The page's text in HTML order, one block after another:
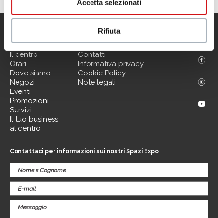
Accetta selezionati
Rifiuta
Il centro
Orari
Dove siamo
Negozi
Eventi
Promozioni
Servizi
Il tuo business
al centro
Informazioni utili
Contatti
Informativa privacy
Cookie Policy
Note legali
Contattaci per informazioni sui nostri Spazi Expo